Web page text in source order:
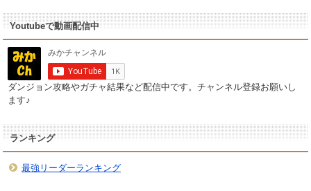
Youtubeで動画配信中
ダンジョン攻略やガチャ結果など配信中です。チャンネル登録お願いし
ます♪
ランキング
最強リーダーランキング